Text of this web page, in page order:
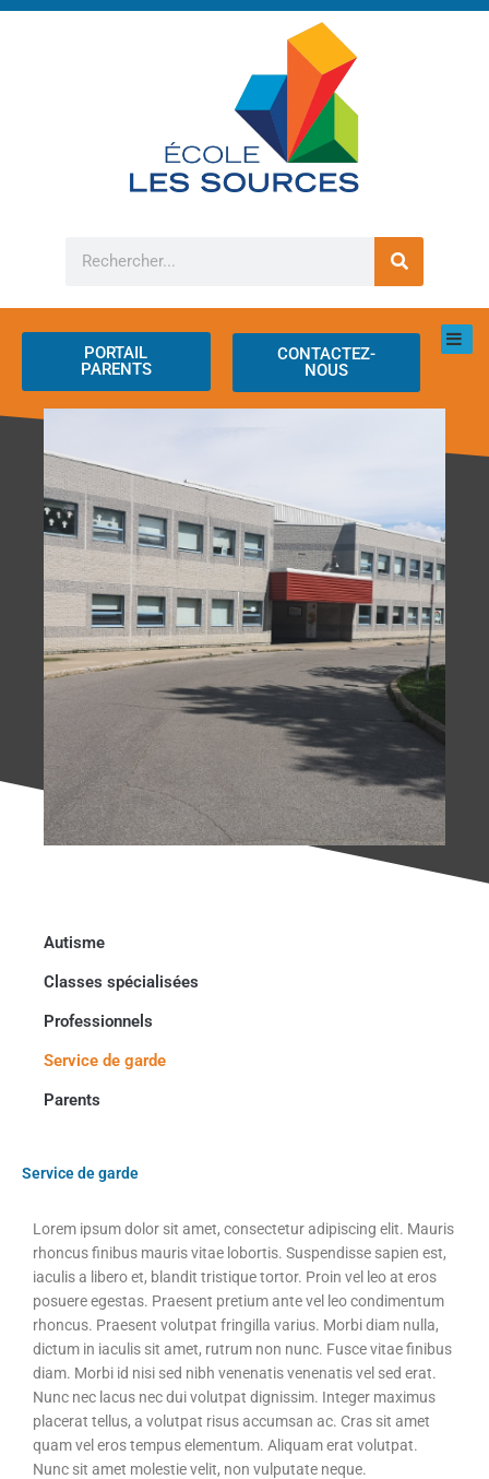
Aller
PORTAIL
PARENTS
CONTACTEZ-
NOUS
école
Autisme
Classes spécialisées
Professionnels
Service de garde
Parents
Service de garde
Lorem ipsum dolor sit amet, consectetur adipiscing elit. Mauris
rhoncus finibus mauris vitae lobortis. Suspendisse sapien est,
iaculis a libero et, blandit tristique tortor. Proin vel leo at eros
posuere egestas. Praesent pretium ante vel leo condimentum
rhoncus. Praesent volutpat fringilla varius. Morbi diam nulla,
dictum in iaculis sit amet, rutrum non nunc. Fusce vitae finibus
diam. Morbi id nisi sed nibh venenatis venenatis vel sed erat.
Nunc nec lacus nec dui volutpat dignissim. Integer maximus
placerat tellus, a volutpat risus accumsan ac. Cras sit amet
quam vel eros tempus elementum. Aliquam erat volutpat.
Nunc sit amet molestie velit, non vulputate neque.